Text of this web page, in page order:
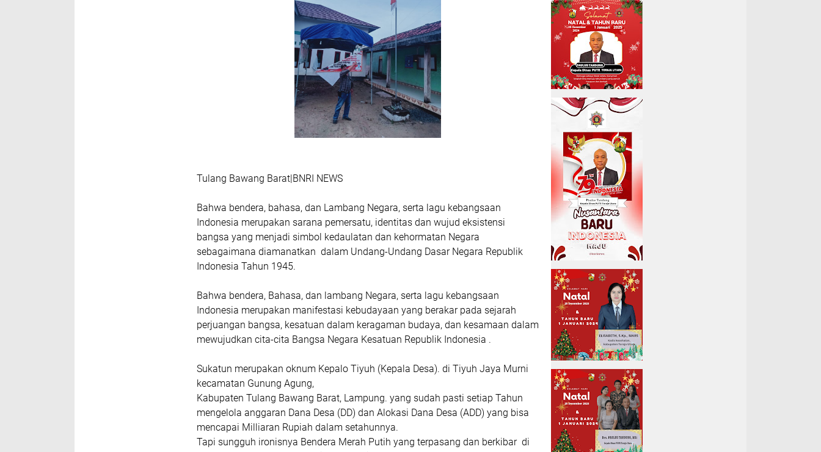
Tulang Bawang Barat|BNRI NEWS
Bahwa bendera, bahasa, dan Lambang Negara, serta lagu kebangsaan
Indonesia merupakan sarana pemersatu, identitas dan wujud eksistensi
bangsa yang menjadi simbol kedaulatan dan kehormatan Negara
sebagaimana diamanatkan dalam Undang-Undang Dasar Negara Republik
Indonesia Tahun 1945.
Bahwa bendera, Bahasa, dan lambang Negara, serta lagu kebangsaan
Indonesia merupakan manifestasi kebudayaan yang berakar pada sejarah
perjuangan bangsa, kesatuan dalam keragaman budaya, dan kesamaan dalam
mewujudkan cita-cita Bangsa Negara Kesatuan Republik Indonesia .
Sukatun merupakan oknum Kepalo Tiyuh (Kepala Desa). di Tiyuh Jaya Murni
kecamatan Gunung Agung,
Kabupaten Tulang Bawang Barat, Lampung. yang sudah pasti setiap Tahun
mengelola anggaran Dana Desa (DD) dan Alokasi Dana Desa (ADD) yang bisa
mencapai Milliaran Rupiah dalam setahunnya.
Tapi sungguh ironisnya Bendera Merah Putih yang terpasang dan berkibar di